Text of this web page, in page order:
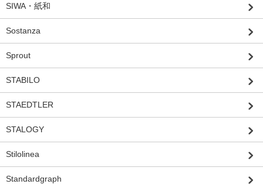
SIWA・紙和
Sostanza
Sprout
STABILO
STAEDTLER
STALOGY
Stilolinea
Standardgraph